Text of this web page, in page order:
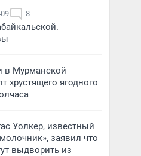
8
в Мурманской
хрустящего ягодного
Уолкер, известный
заявил что
выдворить из